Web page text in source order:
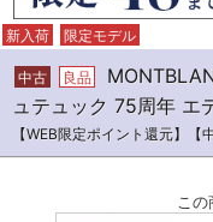
新入荷 限定モデル
中古 良品
ュテュック 75周年 エ
【WEB限定ポイント還元】【
こ